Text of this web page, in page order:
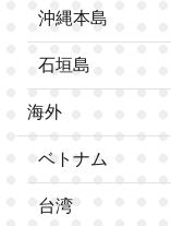
沖縄本島
石垣島
海外
ベトナム
台湾